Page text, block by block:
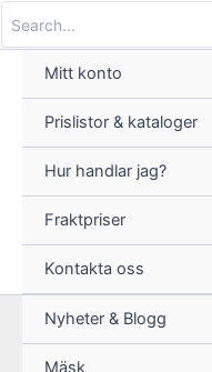
innehåll
for:
Mitt konto
Prislistor & kataloger
Hur handlar jag?
Fraktpriser
Kontakta oss
Nyheter & Blogg
Mäsk